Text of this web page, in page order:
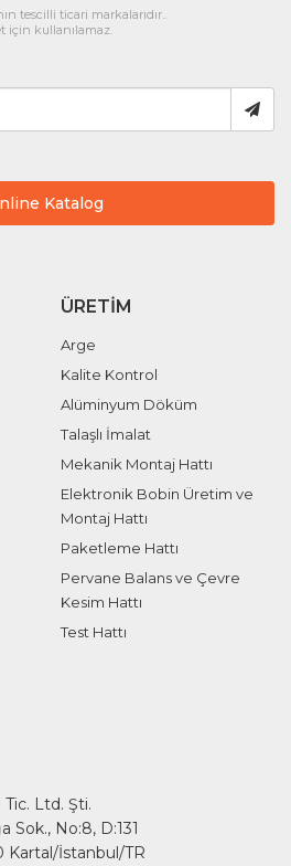
tescilli ticari markalarıdır..
için kullanılamaz.
Katalog
ÜRETIM
Arge
Kalite Kontrol
Alüminyum Döküm
Talaşlı İmalat
Mekanik Montaj Hattı
Elektronik Bobin Üretim ve
Montaj Hattı
Paketleme Hattı
Pervane Balans ve Çevre
Kesim Hattı
Test Hattı
Ltd. Şti.
Sok., No:8, D:131
Kartal/İstanbul/TR